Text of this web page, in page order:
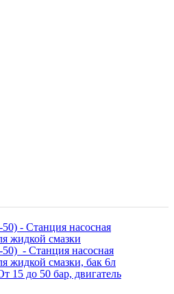
- Станция насосная
жидкой смазки
- Станция насосная
жидкой смазки, бак 6л
15 до 50 бар, двигатель